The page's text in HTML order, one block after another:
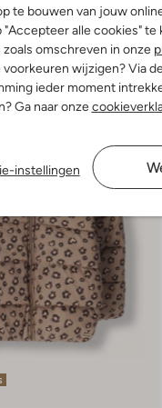
te bouwen van jouw
"Accepteer alle cookies" te
zoals omschreven in onze
voorkeuren wijzigen? Via
ieder moment
Ga naar onze
instellingen